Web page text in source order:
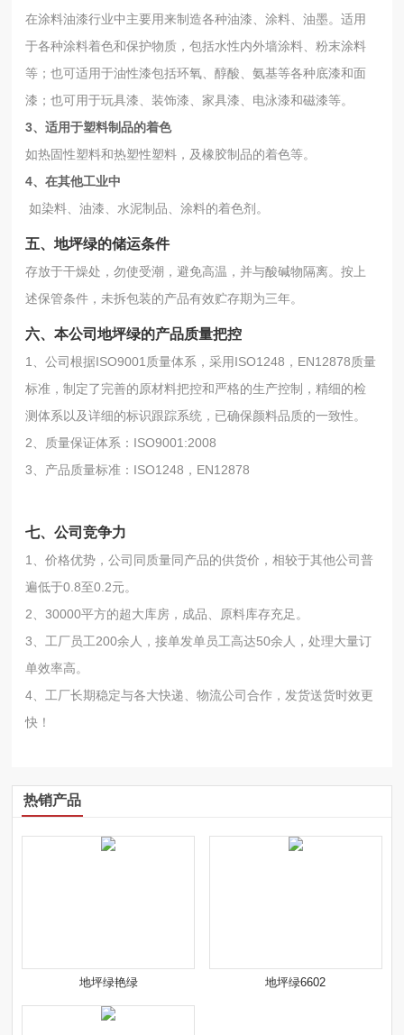
在涂料油漆行业中主要用来制造各种油漆、涂料、油墨。适用
于各种涂料着色和保护物质，包括水性内外墙涂料、粉末涂料
等；也可适用于油性漆包括环氧、醇酸、氨基等各种底漆和面
漆；也可用于玩具漆、装饰漆、家具漆、电泳漆和磁漆等。
3、适用于塑料制品的着色
如热固性塑料和热塑性塑料，及橡胶制品的着色等。
4、在其他工业中
如染料、油漆、水泥制品、涂料的着色剂。
五、地坪绿的储运条件
存放于干燥处，勿使受潮，避免高温，并与酸碱物隔离。按上
述保管条件，未拆包装的产品有效贮存期为三年。
六、本公司地坪绿的产品质量把控
1、公司根据ISO9001质量体系，采用ISO1248，EN12878质量
标准，制定了完善的原材料把控和严格的生产控制，精细的检
测体系以及详细的标识跟踪系统，已确保颜料品质的一致性。
2、质量保证体系：ISO9001:2008
3、产品质量标准：ISO1248，EN12878
七、公司竞争力
1、价格优势，公司同质量同产品的供货价，相较于其他公司普
遍低于0.8至0.2元。
2、30000平方的超大库房，成品、原料库存充足。
3、工厂员工200余人，接单发单员工高达50余人，处理大量订
单效率高。
4、工厂长期稳定与各大快递、物流公司合作，发货送货时效更
快！
热销产品
地坪绿艳绿 地坪绿6602